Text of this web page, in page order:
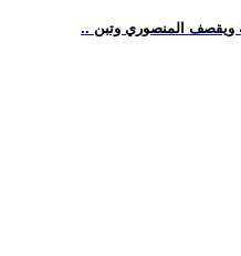
ويقصف المنصوري وتبن